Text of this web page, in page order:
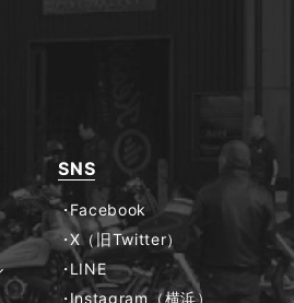
SNS
Facebook
X（旧Twitter）
LINE
Instagram（横浜）